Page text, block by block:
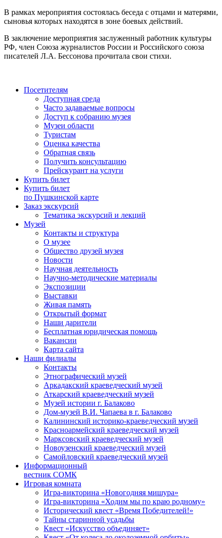
В рамках мероприятия состоялась беседа с отцами и матерями,
сыновья которых находятся в зоне боевых действий.
В заключение мероприятия заслуженный работник культуры
РФ, член Союза журналистов России и Российского союза
писателей Л.А. Бессонова прочитала свои стихи.
Посетителям
Доступная среда
Часто задаваемые вопросы
Доступ к собранию музея
Музеи области
Туристам
Оценка качества
Обратная связь
Получить консультацию
Прейскурант на услуги
Купить билет
Купить билет
по Пушкинской карте
Заказ экскурсий
Тематика экскурсий и лекций
Музей
Контакты и структура
О музее
Общество друзей музея
Новости
Научная деятельность
Научно-методические материалы
Экспозиции
Выставки
Живая память
Открытый формат
Наши дарители
Бесплатная юридическая помощь
Вакансии
Карта сайта
Наши филиалы
Контакты
Этнографический музей
Аркадакский краеведческий музей
Аткарский краеведческий музей
Музей истории г. Балаково
Дом-музей В.И. Чапаева в г. Балаково
Калининский историко-краеведческий музей
Красноармейский краеведческий музей
Марксовский краеведческий музей
Новоузенский краеведческий музей
Самойловский краеведческий музей
Информационный
вестник СОМК
Игровая комната
Игра-викторина «Новогодняя мишура»
Игра-викторина «Ходим мы по краю родному»
Исторический квест «Время Победителей!»
Тайны старинной усадьбы
Квест «Искусство объединяет»